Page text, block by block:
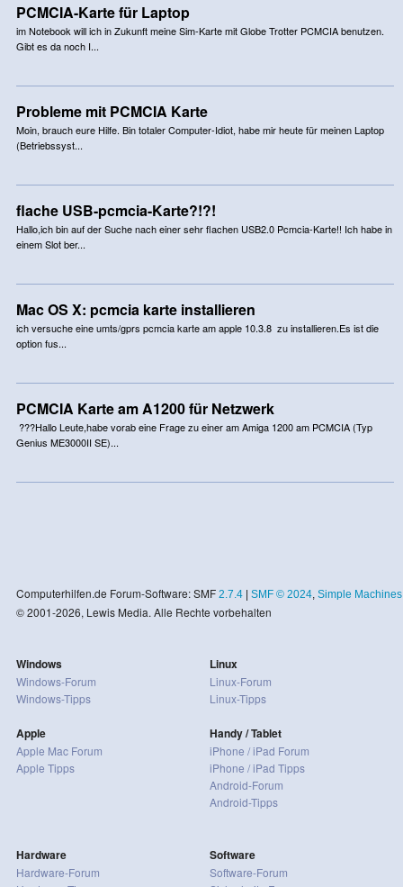
PCMCIA-Karte für Laptop
im Notebook will ich in Zukunft meine Sim-Karte mit Globe Trotter PCMCIA benutzen.
Gibt es da noch I...
Probleme mit PCMCIA Karte
Moin, brauch eure Hilfe. Bin totaler Computer-Idiot, habe mir heute für meinen Laptop
(Betriebssyst...
flache USB-pcmcia-Karte?!?!
Hallo,ich bin auf der Suche nach einer sehr flachen USB2.0 Pcmcia-Karte!! Ich habe in
einem Slot ber...
Mac OS X: pcmcia karte installieren
ich versuche eine umts/gprs pcmcia karte am apple 10.3.8 zu installieren.Es ist die
option fus...
PCMCIA Karte am A1200 für Netzwerk
???Hallo Leute,habe vorab eine Frage zu einer am Amiga 1200 am PCMCIA (Typ
Genius ME3000II SE)...
Computerhilfen.de Forum-Software: SMF 2.7.4| SMF © 2024, Simple Machines
© 2001-2026, Lewis Media. Alle Rechte vorbehalten
Windows
Windows-Forum
Windows-Tipps
Apple
Apple Mac Forum
Apple Tipps
Linux
Linux-Forum
Linux-Tipps
Handy / Tablet
iPhone / iPad Forum
iPhone / iPad Tipps
Android-Forum
Android-Tipps
Hardware
Hardware-Forum
Software
Software-Forum